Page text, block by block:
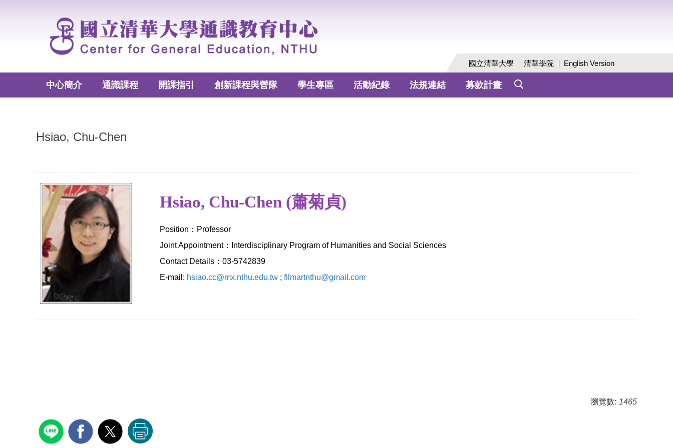
國立清華大學 清華學院 English Version
中心簡介 通識課程 開課指引 創新課程與營隊 學生專區 活動紀錄 法規連結 募款計畫
Hsiao, Chu-Chen
Hsiao, Chu-Chen (蕭菊貞)
Position：Professor
Joint Appointment：Interdisciplinary Program of Humanities and Social Sciences
Contact Details：03-5742839
E-mail: hsiao.cc@mx.nthu.edu.tw ; filmartnthu@gmail.com
瀏覽數: 1465